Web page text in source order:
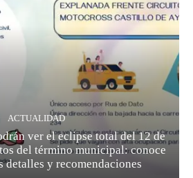
ACTUALIDAD
ver el eclipse total del 12 de
del término municipal: conoce
detalles y recomendaciones